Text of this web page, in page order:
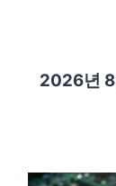
2026년